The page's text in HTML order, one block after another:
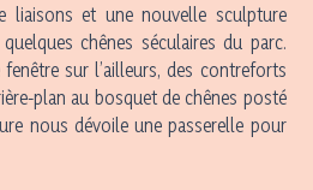
liaisons et une nouvelle sculpture
chênes séculaires du parc.
fenêtre sur l’ailleurs, des contreforts
plan au bosquet de chênes posté
nous dévoile une passerelle pour